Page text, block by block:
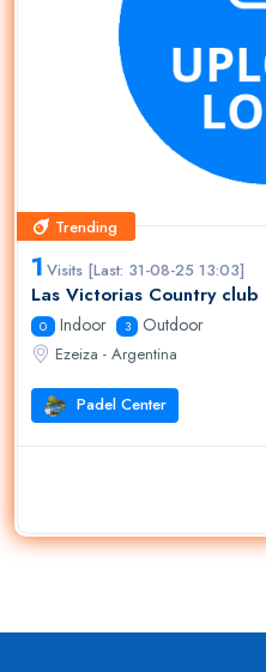
Trending
Trending
1 Visits [Last: 31-08-25 13:03]
Las Victorias Country club
0 Indoor 3 Outdoor
Ezeiza - Argentina
Padel Center